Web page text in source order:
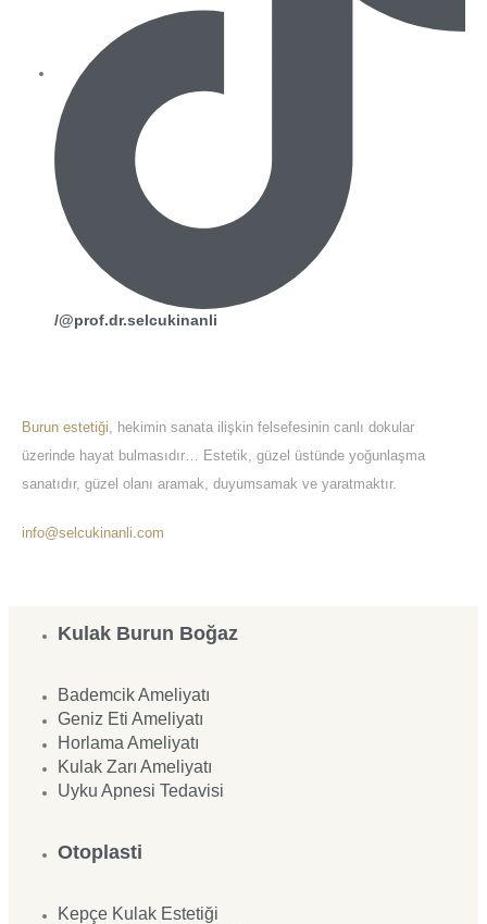
/@prof.dr.selcukinanli
Burun estetiği, hekimin sanata ilişkin felsefesinin canlı dokular
üzerinde hayat bulmasıdır… Estetik, güzel üstünde yoğunlaşma
sanatıdır, güzel olanı aramak, duyumsamak ve yaratmaktır.
info@selcukinanli.com
Kulak Burun Boğaz
Bademcik Ameliyatı
Geniz Eti Ameliyatı
Horlama Ameliyatı
Kulak Zarı Ameliyatı
Uyku Apnesi Tedavisi
Otoplasti
Kepçe Kulak Estetiği